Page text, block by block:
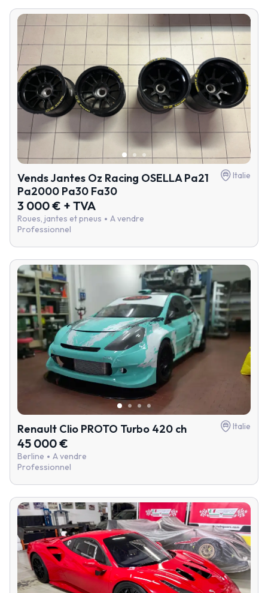
Vends Jantes Oz Racing OSELLA Pa21
Pa2000 Pa30 Fa30
Italie
3 000 € + TVA
Roues, jantes et pneus
A vendre
Professionnel
Renault Clio PROTO Turbo 420 ch Italie
45 000 €
Berline
A vendre
Professionnel